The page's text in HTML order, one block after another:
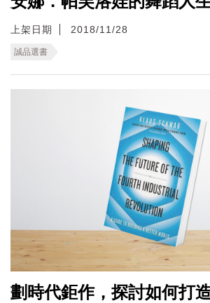
上架日期 2018/11/28
誠品選書
劃時代鉅作，探討如何打